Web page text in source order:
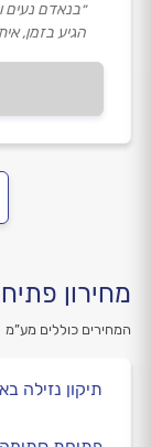
״בנאדם נעים
הגיע בזמן,
מחירון
המחירים כוללים מע”מ
תיקון נזילה